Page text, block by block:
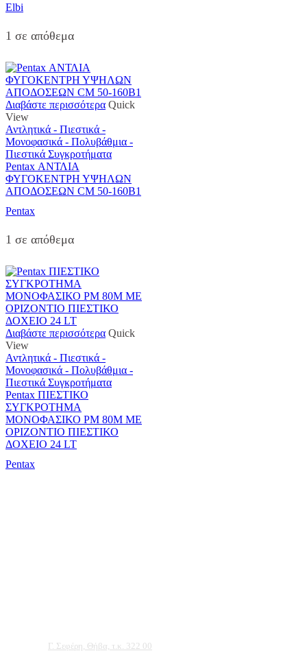
Elbi
1 σε απόθεμα
Διαβάστε περισσότερα Quick
View
Αντλητικά - Πιεστικά -
Μονοφασικά - Πολυβάθμια -
Πιεστικά Συγκροτήματα
Pentax ΑΝΤΛΙΑ
ΦΥΓΟΚΕΝΤΡΗ ΥΨΗΛΩΝ
ΑΠΟΔΟΣΕΩΝ CM 50-160B1
Pentax
1 σε απόθεμα
Διαβάστε περισσότερα Quick
View
Αντλητικά - Πιεστικά -
Μονοφασικά - Πολυβάθμια -
Πιεστικά Συγκροτήματα
Pentax ΠΙΕΣΤΙΚΟ
ΣΥΓΚΡΟΤΗΜΑ
ΜΟΝΟΦΑΣΙΚΟ PM 80M ΜΕ
ΟΡΙΖΟΝΤΙΟ ΠΙΕΣΤΙΚΟ
ΔΟΧΕΙΟ 24 LT
Pentax
Γ. Σεφέρη, Θήβα, τ.κ. 322 00